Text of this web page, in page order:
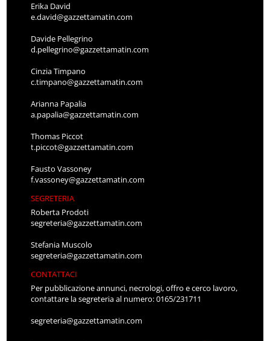
Erika David
e.david@gazzettamatin.com
Davide Pellegrino
d.pellegrino@gazzettamatin.com
Cinzia Timpano
c.timpano@gazzettamatin.com
Arianna Papalia
a.papalia@gazzettamatin.com
Thomas Piccot
t.piccot@gazzettamatin.com
Fausto Vassoney
f.vassoney@gazzettamatin.com
SEGRETERIA
Roberta Prodoti
segreteria@gazzettamatin.com
Stefania Muscolo
segreteria@gazzettamatin.com
CONTATTACI
Per pubblicazione annunci, necrologi, offro e cerco lavoro,
contattare la segreteria al numero: 0165/231711
segreteria@gazzettamatin.com